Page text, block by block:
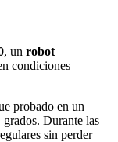
, un robot
condiciones
probado en un
Durante las
sin perder